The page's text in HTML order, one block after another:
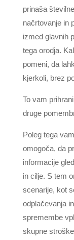
prinaša
načrtovanje in
izmed glavnih
tega orodja.
pomeni, da
kjerkoli, brez
To vam
druge
Poleg tega
omogoča, da
informacije
in cilje. S tem
scenarije, kot
odplačevanja
spremembe
skupne